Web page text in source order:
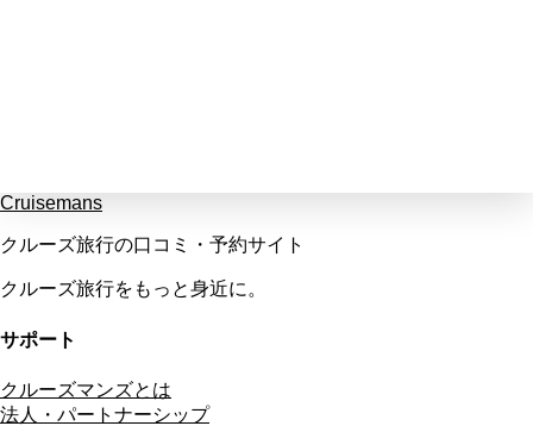
Cruisemans
クルーズ旅行の口コミ・予約サイト
クルーズ旅行をもっと身近に。
サポート
クルーズマンズとは
法人・パートナーシップ